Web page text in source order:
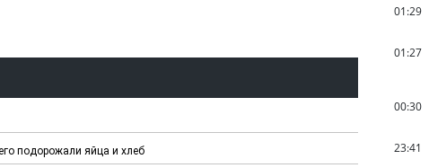
подорожали яйца и хлеб
01:29
01:27
00:30
23:41